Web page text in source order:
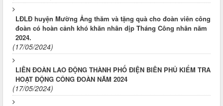
LĐLĐ huyện Mường Ảng thăm và tặng quà cho đoàn viên công
đoàn có hoàn cảnh khó khăn nhân dịp Tháng Công nhân năm
2024.
(17/05/2024)
LIÊN ĐOÀN LAO ĐỘNG THÀNH PHỐ ĐIỆN BIÊN PHỦ KIỂM TRA
HOẠT ĐỘNG CÔNG ĐOÀN NĂM 2024
(17/05/2024)